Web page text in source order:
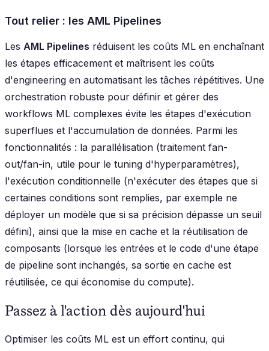
Tout relier : les AML Pipelines
Les AML Pipelines réduisent les coûts ML en enchaînant
les étapes efficacement et maîtrisent les coûts
d'engineering en automatisant les tâches répétitives. Une
orchestration robuste pour définir et gérer des
workflows ML complexes évite les étapes d'exécution
superflues et l'accumulation de données. Parmi les
fonctionnalités : la parallélisation (traitement fan-
out/fan-in, utile pour le tuning d'hyperparamètres),
l'exécution conditionnelle (n'exécuter des étapes que si
certaines conditions sont remplies, par exemple ne
déployer un modèle que si sa précision dépasse un seuil
défini), ainsi que la mise en cache et la réutilisation de
composants (lorsque les entrées et le code d'une étape
de pipeline sont inchangés, sa sortie en cache est
réutilisée, ce qui économise du compute).
Passez à l'action dès aujourd'hui
Optimiser les coûts ML est un effort continu, qui